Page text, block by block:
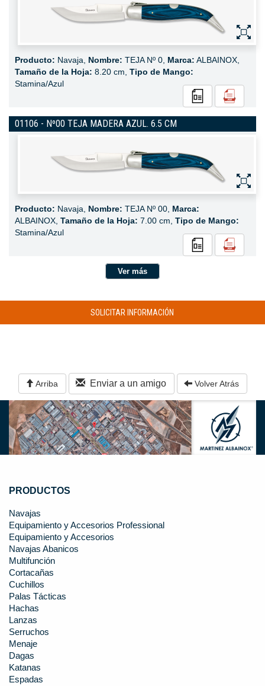
Producto: Navaja, Nombre: TEJA Nº 0, Marca: ALBAINOX,
Tamaño de la Hoja: 8.20 cm, Tipo de Mango:
Stamina/Azul
01106 - Nº00 TEJA MADERA AZUL. 6.5 CM
Producto: Navaja, Nombre: TEJA Nº 00, Marca:
ALBAINOX, Tamaño de la Hoja: 7.00 cm, Tipo de Mango:
Stamina/Azul
Ver más
SOLICITAR INFORMACIÓN
Arriba Enviar a un amigo Volver Atrás
PRODUCTOS
Navajas
Equipamiento y Accesorios Professional
Equipamiento y Accesorios
Navajas Abanicos
Multifunción
Cortacañas
Cuchillos
Palas Tácticas
Hachas
Lanzas
Serruchos
Menaje
Dagas
Katanas
Espadas